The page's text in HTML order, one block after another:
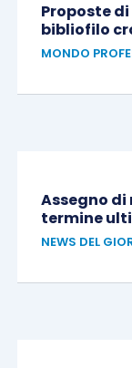
Proposte
bibliofilo
MONDO
Assegno
termine
NEWS DEL